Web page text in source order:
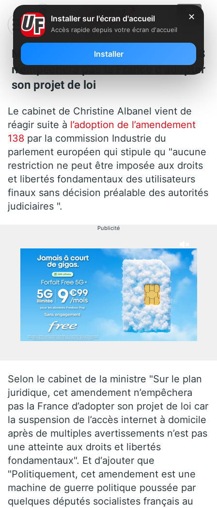
Ministère culture: L’amendement 138
n’empechera pas la France d’adopter
son projet de loi
Le cabinet de Christine Albanel vient de
réagir suite à l’adoption de l’amendement
138 par la commission Industrie du
parlement européen qui stipule qu "aucune
restriction ne peut être imposée aux droits
et libertés fondamentaux des utilisateurs
finaux sans décision préalable des autorités
judiciaires ".
Publicité
Selon le cabinet de la ministre "Sur le plan
juridique, cet amendement n’empêchera
pas la France d’adopter son projet de loi car
la suspension de l’accès internet à domicile
après de multiples avertissements n’est pas
une atteinte aux droits et libertés
fondamentaux". Et d‘ajouter que
"Politiquement, cet amendement est une
machine de guerre politique poussée par
quelques députés socialistes français au
✕
Installer sur l'écran d'accueil
Accès rapide depuis votre écran d'accueil
Installer